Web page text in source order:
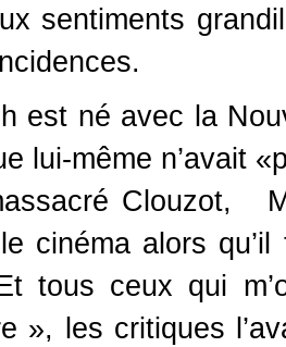
sentiments
est né avec la
lui-même n’avait
Clouzot,
cinéma alors
tous ceux qui
», les critiques